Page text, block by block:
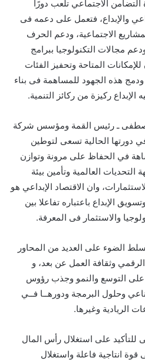
الاجتماعي تلعب دورًا
والإبداع، فتعمل على دعمه فى
الاجتماعية، ودعم الحرف
مجالات التكنولوجيا ببرامج
المتاحة وتحفيز الفئات
هذه الجهود للمساهمة فى بناء
ركيزة من ركائز التنمية.
ـ رئيس القمة ومؤسس شركة
دورتها الحالية تسعى لتوطين
في الحفاظ على مرونة وتوازن
التحديات العالمية وتأمين بيئة
وان الاقتصاد الإبداعي هو
الإبداع باعتباره تفاعلا بين
والاستثمار فى المعرفة.
الضوء على العديد من المحاور
وثقافة العمل عن بعد، و
على التوسع والنمو وجذب رؤوس
وحلول البرمجة ودورهــا فــي
الريادية وغيرها.
على استغلال رأس المال
انتاجية فاعلة واستغلال